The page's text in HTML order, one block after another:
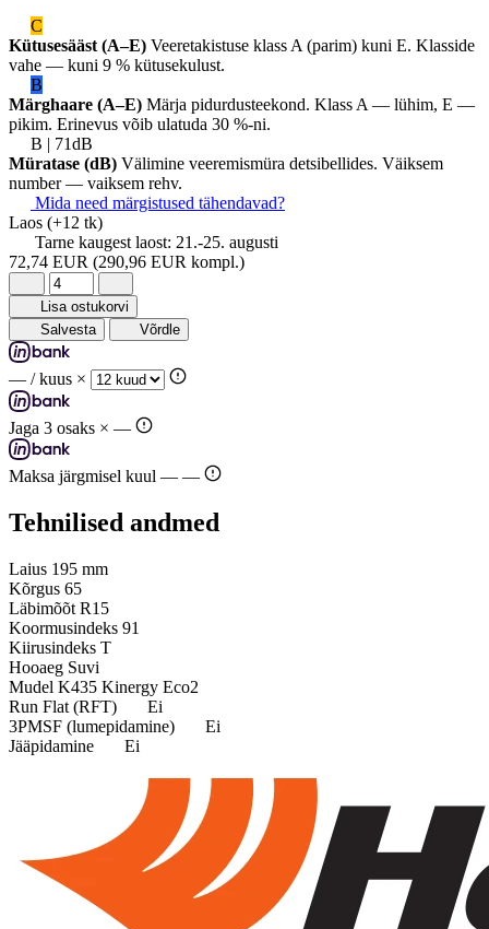
C
Kütusesääst (A–E) Veeretakistuse klass A (parim) kuni E. Klasside
vahe — kuni 9 % kütusekulust.
B
Märghaare (A–E) Märja pidurdusteekond. Klass A — lühim, E —
pikim. Erinevus võib ulatuda 30 %-ni.
B | 71dB
Müratase (dB) Välimine veeremismüra detsibellides. Väiksem
number — vaiksem rehv.
Mida need märgistused tähendavad?
Laos (+12 tk)
Tarne kaugest laost: 21.-25. augusti
72,74 EUR (290,96 EUR kompl.)
Lisa ostukorvi
Salvesta
Võrdle
— / kuus ×
Jaga 3 osaks × —
Maksa järgmisel kuul — —
Tehnilised andmed
Laius 195 mm
Kõrgus 65
Läbimõõt R15
Koormusindeks 91
Kiirusindeks T
Hooaeg Suvi
Mudel K435 Kinergy Eco2
Run Flat (RFT)
Ei
3PMSF (lumepidamine)
Ei
Jääpidamine
Ei